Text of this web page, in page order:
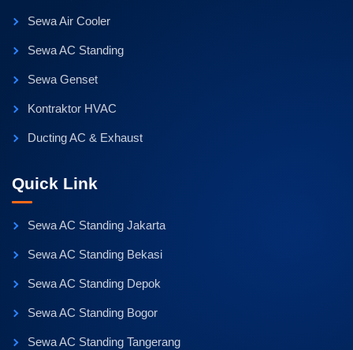
Sewa Air Cooler
Sewa AC Standing
Sewa Genset
Kontraktor HVAC
Ducting AC & Exhaust
Quick Link
Sewa AC Standing Jakarta
Sewa AC Standing Bekasi
Sewa AC Standing Depok
Sewa AC Standing Bogor
Sewa AC Standing Tangerang